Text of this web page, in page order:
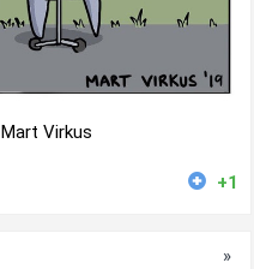
Mart Virkus
+1
»